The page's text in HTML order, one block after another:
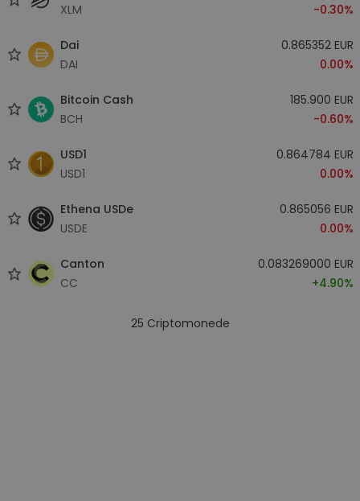
XLM
-0.30%
Dai
DAI
0.865352 EUR
0.00%
Bitcoin Cash
BCH
185.900 EUR
-0.60%
USD1
USD1
0.864784 EUR
0.00%
Ethena USDe
USDE
0.865056 EUR
0.00%
Canton
CC
0.083269000 EUR
+4.90%
25 Criptomonede